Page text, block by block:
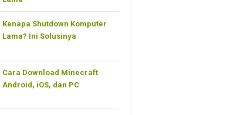
Kenapa Shutdown Komputer
Lama? Ini Solusinya
Cara Download Minecraft
Android, iOS, dan PC